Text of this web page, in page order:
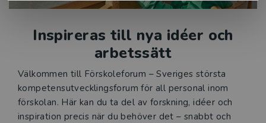
Inspireras till nya idéer och
arbetssätt
Välkommen till Förskoleforum – Sveriges största
kompetensutvecklingsforum för all personal inom
förskolan. Här kan du ta del av forskning, idéer och
inspiration precis när du behöver det – snabbt och